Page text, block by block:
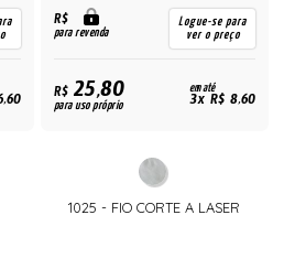
R$
para revenda
Logue-se para
ver o preço
R$25,80
para uso próprio
em até
3x R$ 8,60
1025 - FIO CORTE A LASER